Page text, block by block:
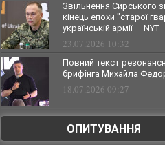
Звільнення Сирського
кінець епохи "старої
українській армії — NYT
23.07.2026 10:32
Повний текст
брифінга Михайла
18.07.2026 09:27
ОПИТУВАННЯ